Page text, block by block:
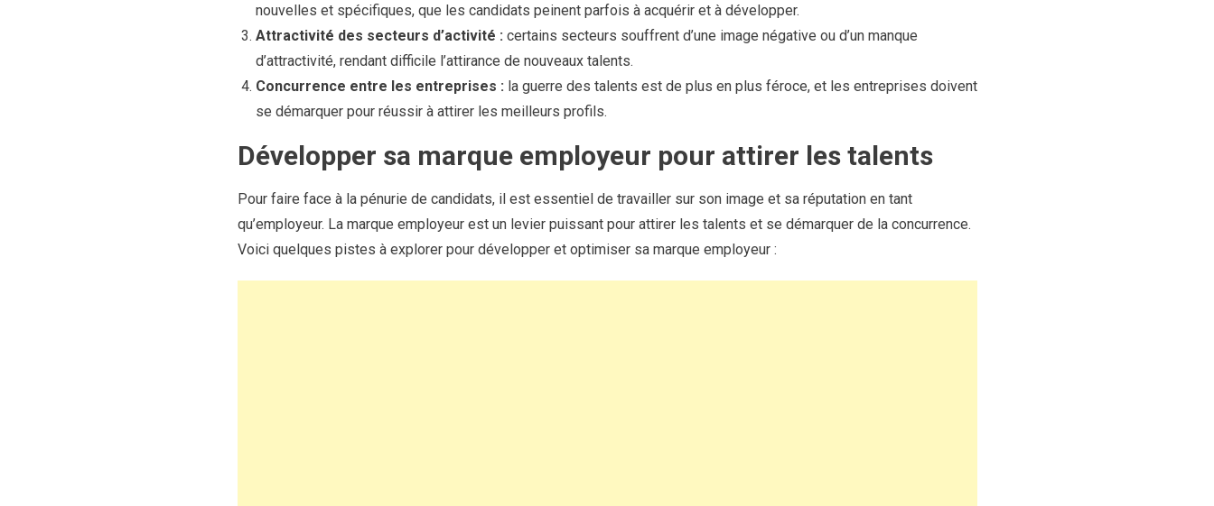
nouvelles et spécifiques, que les candidats peinent parfois à acquérir et à développer.
Attractivité des secteurs d’activité : certains secteurs souffrent d’une image négative ou d’un manque
d’attractivité, rendant difficile l’attirance de nouveaux talents.
Concurrence entre les entreprises : la guerre des talents est de plus en plus féroce, et les entreprises doivent
se démarquer pour réussir à attirer les meilleurs profils.
Développer sa marque employeur pour attirer les talents
Pour faire face à la pénurie de candidats, il est essentiel de travailler sur son image et sa réputation en tant
qu’employeur. La marque employeur est un levier puissant pour attirer les talents et se démarquer de la concurrence.
Voici quelques pistes à explorer pour développer et optimiser sa marque employeur :